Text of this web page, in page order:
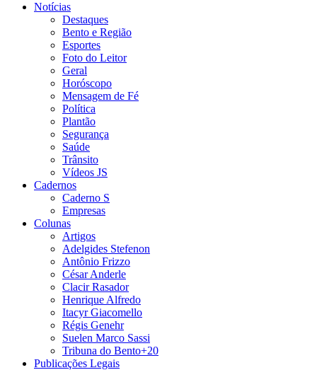
Notícias
Destaques
Bento e Região
Esportes
Foto do Leitor
Geral
Horóscopo
Mensagem de Fé
Política
Plantão
Segurança
Saúde
Trânsito
Vídeos JS
Cadernos
Caderno S
Empresas
Colunas
Artigos
Adelgides Stefenon
Antônio Frizzo
César Anderle
Clacir Rasador
Henrique Alfredo
Itacyr Giacomello
Régis Genehr
Suelen Marco Sassi
Tribuna do Bento+20
Publicações Legais